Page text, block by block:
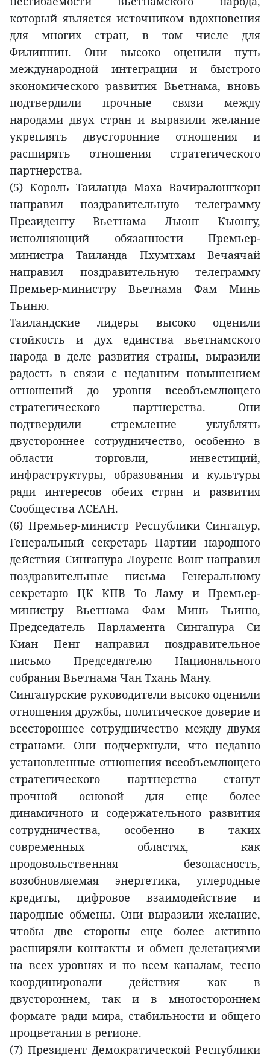
который является источником вдохновения
для многих стран, в том числе для
Филиппин. Они высоко оценили путь
международной интеграции и быстрого
экономического развития Вьетнама, вновь
подтвердили прочные связи между
народами двух стран и выразили желание
укреплять двусторонние отношения и
расширять отношения стратегического
партнерства.
(5) Король Таиланда Маха Вачиралонгкорн
направил поздравительную телеграмму
Президенту Вьетнама Лыонг Кыонгу,
исполняющий обязанности Премьер-
министра Таиланда Пхумтхам Вечаячай
направил поздравительную телеграмму
Премьер-министру Вьетнама Фам Минь
Тьиню.
Таиландские лидеры высоко оценили
стойкость и дух единства вьетнамского
народа в деле развития страны, выразили
радость в связи с недавним повышением
отношений до уровня всеобъемлющего
стратегического партнерства. Они
подтвердили стремление углублять
двустороннее сотрудничество, особенно в
области торговли, инвестиций,
инфраструктуры, образования и культуры
ради интересов обеих стран и развития
Сообщества АСЕАН.
(6) Премьер-министр Республики Сингапур,
Генеральный секретарь Партии народного
действия Сингапура Лоуренс Вонг направил
поздравительные письма Генеральному
секретарю ЦК КПВ То Ламу и Премьер-
министру Вьетнама Фам Минь Тьиню,
Председатель Парламента Сингапура Си
Киан Пенг направил поздравительное
письмо Председателю Национального
собрания Вьетнама Чан Тхань Ману.
Сингапурские руководители высоко оценили
отношения дружбы, политическое доверие и
всестороннее сотрудничество между двумя
странами. Они подчеркнули, что недавно
установленные отношения всеобъемлющего
стратегического партнерства станут
прочной основой для еще более
динамичного и содержательного развития
сотрудничества, особенно в таких
современных областях, как
продовольственная безопасность,
возобновляемая энергетика, углеродные
кредиты, цифровое взаимодействие и
народные обмены. Они выразили желание,
чтобы две стороны еще более активно
расширяли контакты и обмен делегациями
на всех уровнях и по всем каналам, тесно
координировали действия как в
двустороннем, так и в многостороннем
формате ради мира, стабильности и общего
процветания в регионе.
(7) Президент Демократической Республики